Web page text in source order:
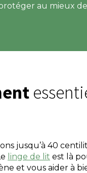
au mieux
jusqu’à 40
linge de lit est là
et vous aider à